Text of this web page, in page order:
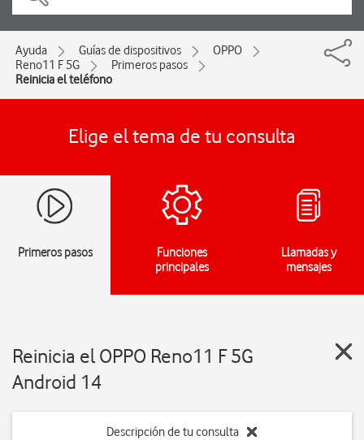
Ayuda Guías de dispositivos
OPPO
Reno11 F 5G
Primeros pasos
Reinicia el teléfono
Elige el tema de tu consulta
Primeros pasos
Funciones
principales
Llamadas y
mensajes
Reinicia el OPPO Reno11 F 5G
Android 14
Descripción de tu consulta